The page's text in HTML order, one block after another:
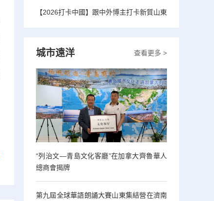
【2026打卡中國】跟中外博主打卡新質山東
查看更多 >
城市遠洋
“列治文—青島文化客廳”在加拿大齊魯華人
總商會揭牌
第九屆全球華語朗誦大賽山東集結營在濟南